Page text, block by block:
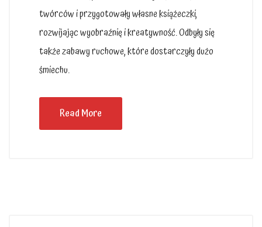
twórców i przygotowały własne książeczki,
rozwijając wyobraźnię i kreatywność. Odbyły się
także zabawy ruchowe, które dostarczyły dużo
śmiechu.
Read More